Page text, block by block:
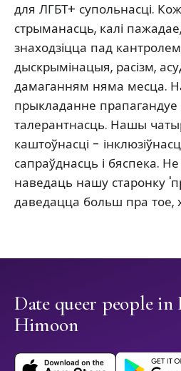
для ЛГБТ+ супольнасці.
стрыманасць, калі
знаходзіцца пад
дыскрымінацыя, расізм,
дамаганням няма месца.
прыкладанне прапагандуе
талерантнасць. Нашы
каштоўнасці -
сапраўднасць і бяспека.
наведаць нашу старонку
даведацца больш пра тое,
Date queer people
Himoon